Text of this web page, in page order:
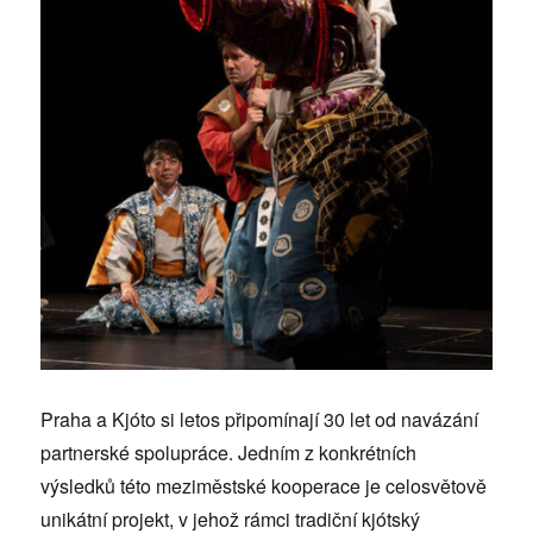
Praha a Kjóto si letos připomínají 30 let od navázání
partnerské spolupráce. Jedním z konkrétních
výsledků této meziměstské kooperace je celosvětově
unikátní projekt, v jehož rámci tradiční kjótský